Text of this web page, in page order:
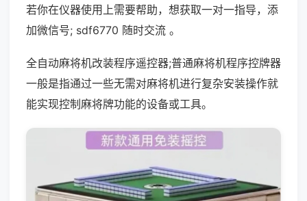
若你在仪器使用上需要帮助，想获取一对一指导，添
加微信号; sdf6770 随时交流 。
全自动麻将机改装程序遥控器;普通麻将机程序控牌器
一般是指通过一些无需对麻将机进行复杂安装操作就
能实现控制麻将牌功能的设备或工具。